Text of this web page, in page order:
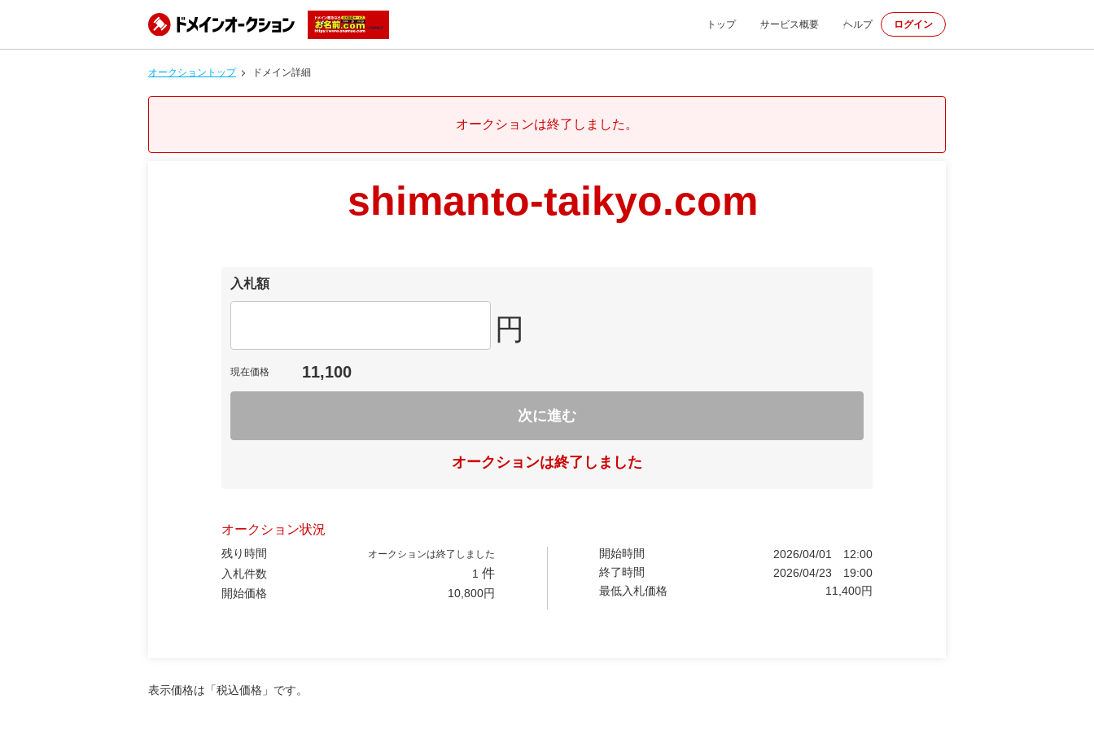
トップ サービス概要 ヘルプ ログイン
オークショントップ ドメイン詳細
オークションは終了しました。
shimanto-taikyo.com
入札額
円
現在価格 11,100
次に進む
オークションは終了しました
オークション状況
残り時間 オークションは終了しました
入札件数 1 件
開始価格 10,800円
開始時間 2026/04/01
12:00
終了時間
2026/04/23
19:00
最低入札価格
11,400円
表示価格は「税込価格」です。